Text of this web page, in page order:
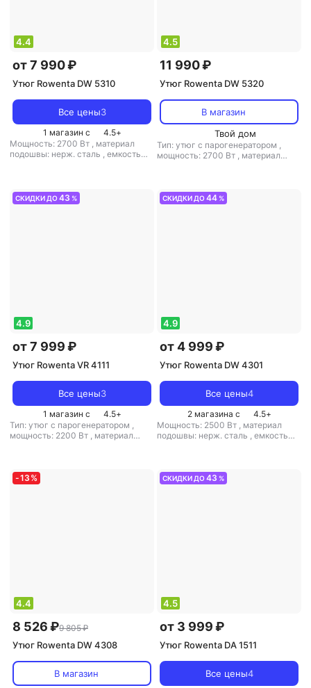
4.4
от 7 990 ₽
Утюг Rowenta DW 5310
Все цены3
1 магазин с 4.5+
Мощность: 2700 Вт , материал
подошвы: нерж. сталь , емкость
4.5
11 990 ₽
Утюг Rowenta DW 5320
В магазин
Твой дом
Тип: утюг с парогенератором ,
мощность: 2700 Вт , материал
СКИДКИ ДО43 %
4.9
от 7 999 ₽
Утюг Rowenta VR 4111
Все цены3
1 магазин с 4.5+
Тип: утюг с парогенератором ,
мощность: 2200 Вт , материал
СКИДКИ ДО44 %
4.9
от 4 999 ₽
Утюг Rowenta DW 4301
Все цены4
2 магазина с 4.5+
Мощность: 2500 Вт , материал
подошвы: нерж. сталь , емкость
-13 %
4.4
8 526 ₽9 805 ₽
Утюг Rowenta DW 4308
В магазин
СКИДКИ ДО43 %
4.5
от 3 999 ₽
Утюг Rowenta DA 1511
Все цены4